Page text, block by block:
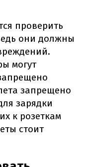
проверить
они должны
могут
запрещено
зарядки
к розеткам
стоит